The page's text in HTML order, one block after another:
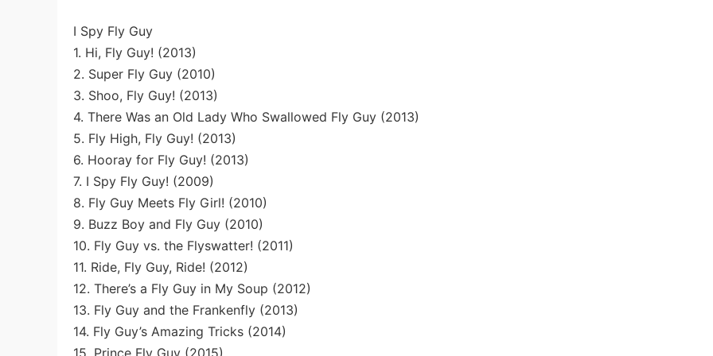
I Spy Fly Guy
1. Hi, Fly Guy! (2013)
2. Super Fly Guy (2010)
3. Shoo, Fly Guy! (2013)
4. There Was an Old Lady Who Swallowed Fly Guy (2013)
5. Fly High, Fly Guy! (2013)
6. Hooray for Fly Guy! (2013)
7. I Spy Fly Guy! (2009)
8. Fly Guy Meets Fly Girl! (2010)
9. Buzz Boy and Fly Guy (2010)
10. Fly Guy vs. the Flyswatter! (2011)
11. Ride, Fly Guy, Ride! (2012)
12. There’s a Fly Guy in My Soup (2012)
13. Fly Guy and the Frankenfly (2013)
14. Fly Guy’s Amazing Tricks (2014)
15. Prince Fly Guy (2015)